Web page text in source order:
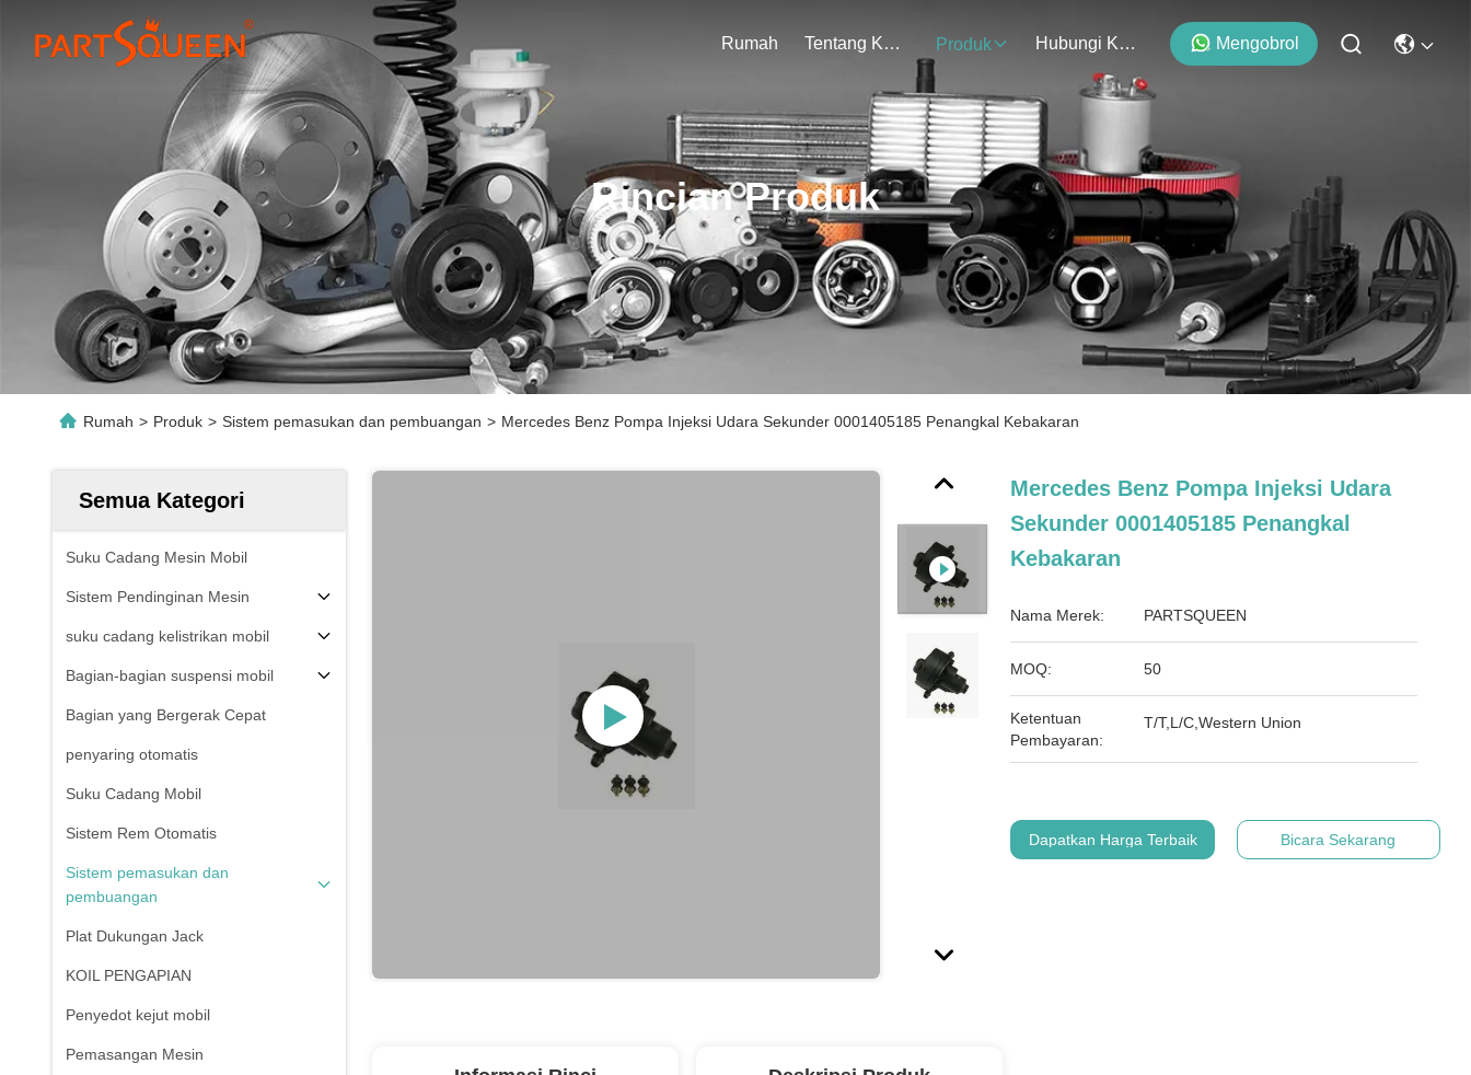
Rumah Tentang Kami Produk Hubungi Kami Mengobrol
Rincian Produk
Rumah > Produk > Sistem pemasukan dan pembuangan > Mercedes Benz Pompa Injeksi Udara Sekunder 0001405185 Penangkal Kebakaran
Semua Kategori
Suku Cadang Mesin Mobil
Sistem Pendinginan Mesin
suku cadang kelistrikan mobil
Bagian-bagian suspensi mobil
Bagian yang Bergerak Cepat
penyaring otomatis
Suku Cadang Mobil
Sistem Rem Otomatis
Sistem pemasukan dan
pembuangan
Plat Dukungan Jack
KOIL PENGAPIAN
Penyedot kejut mobil
Pemasangan Mesin
Mercedes Benz Pompa Injeksi Udara
Sekunder 0001405185 Penangkal
Kebakaran
Nama Merek: PARTSQUEEN
MOQ: 50
Ketentuan
Pembayaran:
T/T,L/C,Western Union
Dapatkan Harga Terbaik Bicara Sekarang